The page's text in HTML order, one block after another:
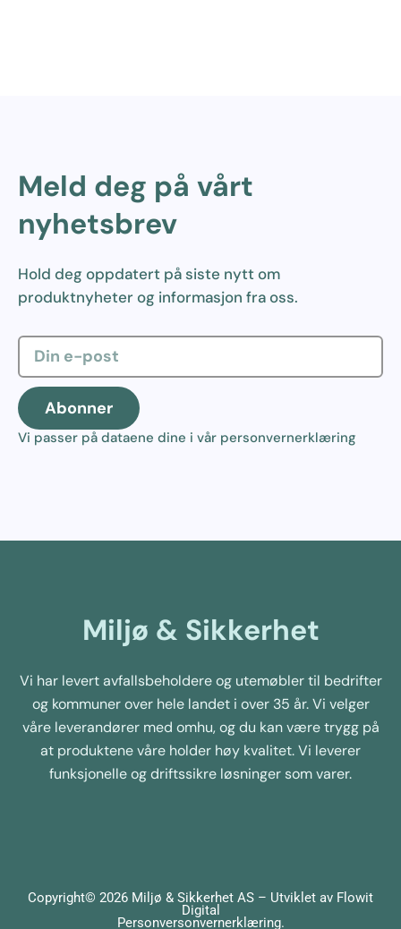
Meld deg på vårt
nyhetsbrev
Hold deg oppdatert på siste nytt om
produktnyheter og informasjon fra oss.
Abonner
Vi passer på dataene dine i vår personvernerklæring
Miljø & Sikkerhet
Vi har levert avfallsbeholdere og utemøbler til bedrifter
og kommuner over hele landet i over 35 år. Vi velger
våre leverandører med omhu, og du kan være trygg på
at produktene våre holder høy kvalitet. Vi leverer
funksjonelle og driftssikre løsninger som varer.
Copyright© 2026 Miljø & Sikkerhet AS – Utviklet av Flowit
Digital
Personversonvernerklæring.